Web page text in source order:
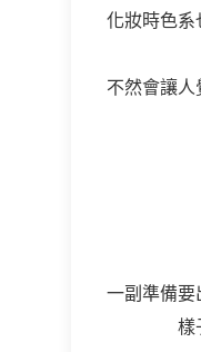
化妝時色系
不然會讓
一副準備要
樣